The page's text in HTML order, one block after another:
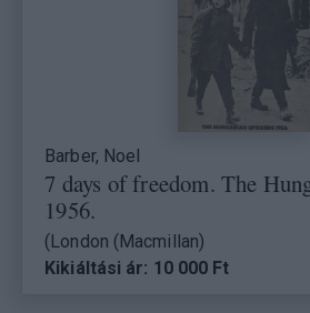
Barber, Noel
7 days of freedom. The
1956.
(London (Macmillan)
Kikiáltási ár: 10 000 Ft